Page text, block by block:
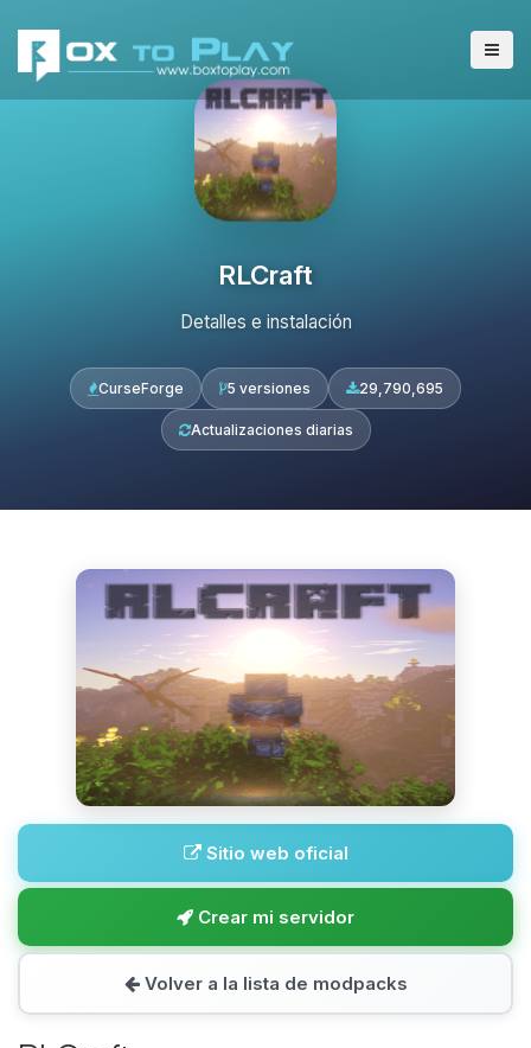
RLCraft
Detalles e instalación
CurseForge 5 versiones 29,790,695
Actualizaciones diarias
Sitio web oficial
Crear mi servidor
Volver a la lista de modpacks